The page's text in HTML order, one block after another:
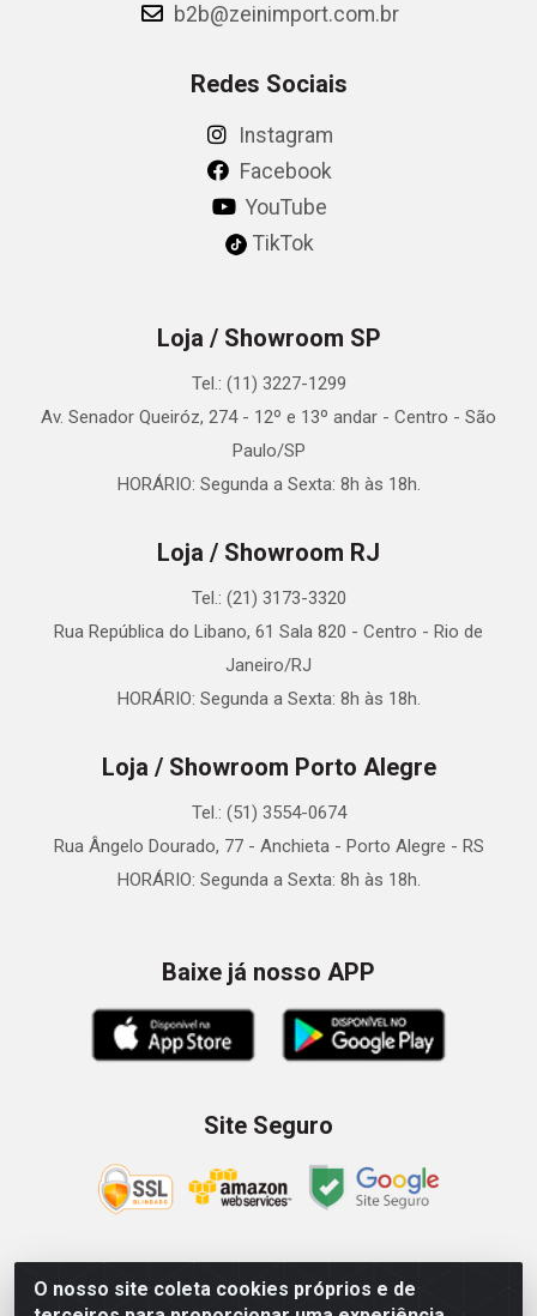
O nosso site coleta cookies próprios e de
b2b@zeinimport.com.br
Redes Sociais
Instagram
Facebook
YouTube
TikTok
Loja / Showroom SP
Tel.: (11) 3227-1299
Av. Senador Queiróz, 274 - 12º e 13º andar - Centro - São
Paulo/SP
HORÁRIO: Segunda a Sexta: 8h às 18h.
Loja / Showroom RJ
Tel.: (21) 3173-3320
Rua República do Libano, 61 Sala 820 - Centro - Rio de
Janeiro/RJ
HORÁRIO: Segunda a Sexta: 8h às 18h.
Loja / Showroom Porto Alegre
Tel.: (51) 3554-0674
Rua Ângelo Dourado, 77 - Anchieta - Porto Alegre - RS
HORÁRIO: Segunda a Sexta: 8h às 18h.
Baixe já nosso APP
Site Seguro
Zein Importação e Comércio LTDA - Av. Senador Queiróz, 274